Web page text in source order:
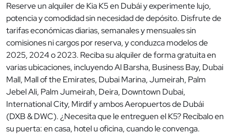
Reserve un alquiler de Kia K5 en Dubái y experimente lujo,
potencia y comodidad sin necesidad de depósito. Disfrute de
tarifas económicas diarias, semanales y mensuales sin
comisiones ni cargos por reserva, y conduzca modelos de
2025, 2024 o 2023. Reciba su alquiler de forma gratuita en
varias ubicaciones, incluyendo Al Barsha, Business Bay, Dubai
Mall, Mall of the Emirates, Dubai Marina, Jumeirah, Palm
Jebel Ali, Palm Jumeirah, Deira, Downtown Dubai,
International City, Mirdif y ambos Aeropuertos de Dubái
(DXB & DWC). ¿Necesita que le entreguen el K5? Recíbalo en
su puerta: en casa, hotel u oficina, cuando le convenga.